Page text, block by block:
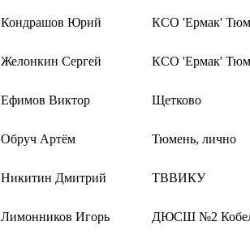
Кондрашов Юрий КСО 'Ермак'
Желонкин Сергей КСО 'Ермак'
Ефимов Виктор Щетково
Обруч Артём Тюмень, лично
Никитин Дмитрий ТВВИКУ
Лимонников Игорь ДЮСШ №2